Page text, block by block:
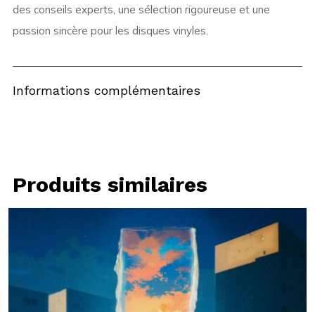
des conseils experts, une sélection rigoureuse et une
passion sincère pour les disques vinyles.
Informations complémentaires
Produits similaires